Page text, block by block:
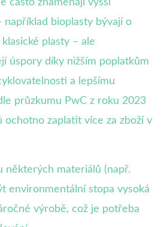
často znamenají vyšší
například bioplasty bývají o
plasty – ale
úspory díky nižším poplatkům
a lepšímu
průzkumu PwC z roku 2023
ochotno zaplatit více za zboží v
některých materiálů (např.
environmentální stopa vysoká
výrobě, což je potřeba